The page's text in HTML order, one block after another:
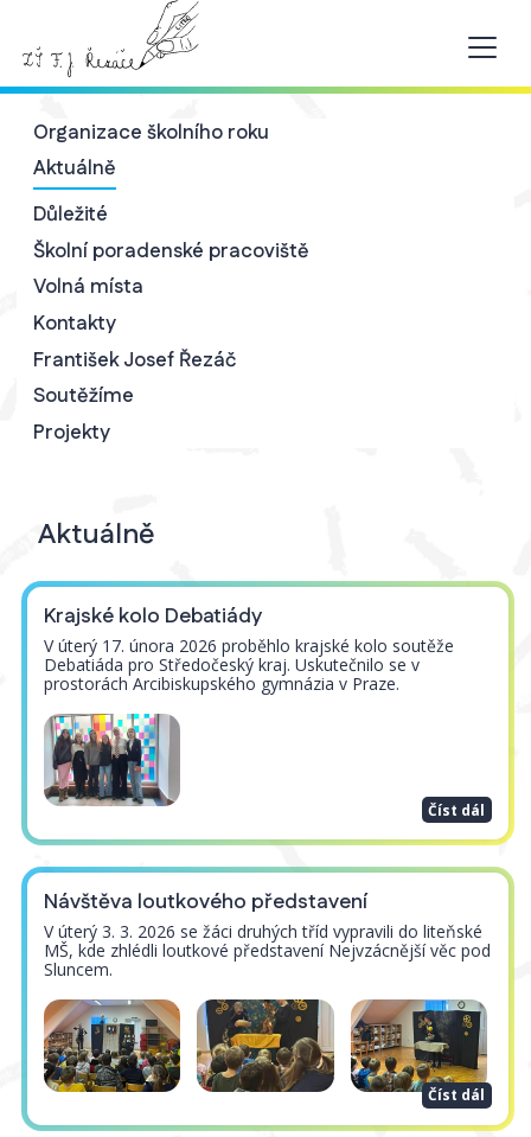
Organizace školního roku
Aktuálně
Důležité
Školní poradenské pracoviště
Volná místa
Kontakty
František Josef Řezáč
Soutěžíme
Projekty
Aktuálně
Krajské kolo Debatiády
V úterý 17. února 2026 proběhlo krajské kolo soutěže
Debatiáda pro Středočeský kraj. Uskutečnilo se v
prostorách Arcibiskupského gymnázia v Praze.
Číst dál
Návštěva loutkového představení
V úterý 3. 3. 2026 se žáci druhých tříd vypravili do liteňské
MŠ, kde zhlédli loutkové představení Nejvzácnější věc pod
Sluncem.
Číst dál